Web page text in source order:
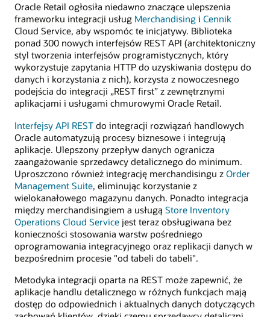
Oracle Retail ogłosiła niedawno znaczące ulepszenia
frameworku integracji usług Merchandising i Cennik
Cloud Service, aby wspomóc te inicjatywy. Biblioteka
ponad 300 nowych interfejsów REST API (architektoniczny
styl tworzenia interfejsów programistycznych, który
wykorzystuje zapytania HTTP do uzyskiwania dostępu do
danych i korzystania z nich), korzysta z nowoczesnego
podejścia do integracji „REST first” z zewnętrznymi
aplikacjami i usługami chmurowymi Oracle Retail.
Interfejsy API REST do integracji rozwiązań handlowych
Oracle automatyzują procesy biznesowe i integrują
aplikacje. Ulepszony przepływ danych ogranicza
zaangażowanie sprzedawcy detalicznego do minimum.
Uproszczono również integrację merchandisingu z Order
Management Suite, eliminując korzystanie z
wielokanałowego magazynu danych. Ponadto integracja
między merchandisingiem a usługą Store Inventory
Operations Cloud Service jest teraz obsługiwana bez
konieczności stosowania warstw pośredniego
oprogramowania integracyjnego oraz replikacji danych w
bezpośrednim procesie "od tabeli do tabeli".
Metodyka integracji oparta na REST może zapewnić, że
aplikacje handlu detalicznego w różnych funkcjach mają
dostęp do odpowiednich i aktualnych danych dotyczących